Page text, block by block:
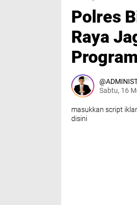
Polres
Raya
Sabtu, 16
masukkan script
disini